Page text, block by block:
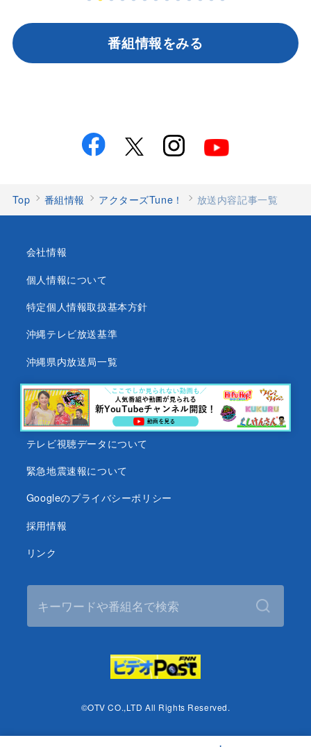
番組情報をみる
Top 番組情報 アクターズTune！ 放送内容記事一覧
会社情報
個人情報について
特定個人情報取扱基本方針
沖縄テレビ放送基準
沖縄県内放送局一覧
番組審議会
沖縄テレビ名義の後援依頼について
テレビ視聴データについて
緊急地震速報について
Googleのプライバシーポリシー
採用情報
リンク
©OTV CO.,LTD All Rights Reserved.